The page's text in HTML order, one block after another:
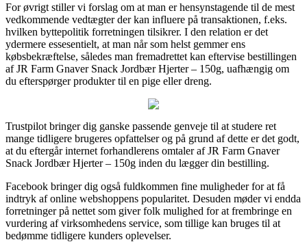
For øvrigt stiller vi forslag om at man er hensynstagende til de mest
vedkommende vedtægter der kan influere på transaktionen, f.eks.
hvilken byttepolitik forretningen tilsikrer. I den relation er det
ydermere essesentielt, at man når som helst gemmer ens
købsbekræftelse, således man fremadrettet kan eftervise bestillingen
af JR Farm Gnaver Snack Jordbær Hjerter – 150g, uafhængig om
du efterspørger produkter til en pige eller dreng.
Trustpilot bringer dig ganske passende genveje til at studere ret
mange tidligere brugeres opfattelser og på grund af dette er det godt,
at du eftergår internet forhandlerens omtaler af JR Farm Gnaver
Snack Jordbær Hjerter – 150g inden du lægger din bestilling.
Facebook bringer dig også fuldkommen fine muligheder for at få
indtryk af online webshoppens popularitet. Desuden møder vi endda
forretninger på nettet som giver folk mulighed for at frembringe en
vurdering af virksomhedens service, som tillige kan bruges til at
bedømme tidligere kunders oplevelser.